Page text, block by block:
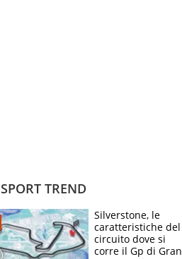
SPORT TREND
Silverstone, le
caratteristiche del
circuito dove si
corre il Gp di Gran